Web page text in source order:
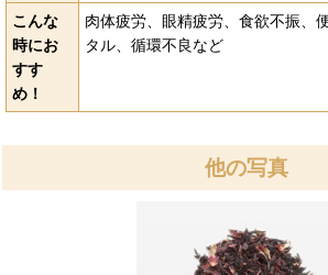
こんな
時にお
すす
め！
肉体疲労、眼精疲労、食欲不振、
タル、循環不良など
他の写真